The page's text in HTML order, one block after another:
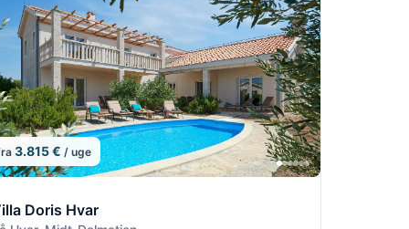
3.815 € / uge
Doris Hvar